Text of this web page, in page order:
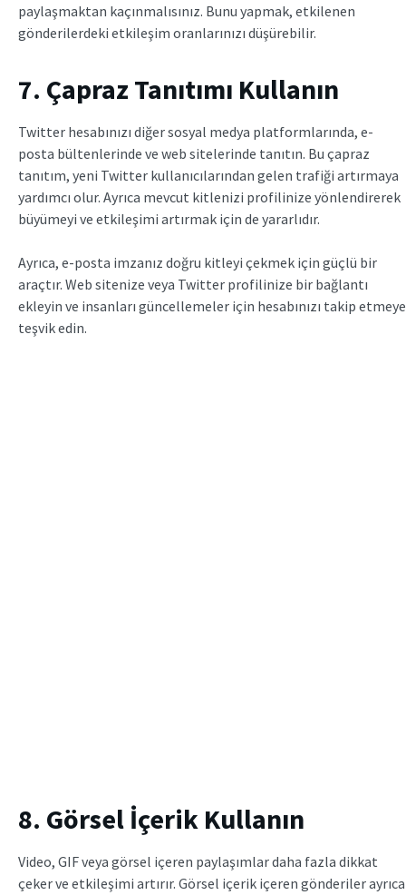
paylaşmaktan kaçınmalısınız. Bunu yapmak, etkilenen
gönderilerdeki etkileşim oranlarınızı düşürebilir.
7. Çapraz Tanıtımı Kullanın
Twitter hesabınızı diğer sosyal medya platformlarında, e-
posta bültenlerinde ve web sitelerinde tanıtın. Bu çapraz
tanıtım, yeni Twitter kullanıcılarından gelen trafiği artırmaya
yardımcı olur. Ayrıca mevcut kitlenizi profilinize yönlendirerek
büyümeyi ve etkileşimi artırmak için de yararlıdır.
Ayrıca, e-posta imzanız doğru kitleyi çekmek için güçlü bir
araçtır. Web sitenize veya Twitter profilinize bir bağlantı
ekleyin ve insanları güncellemeler için hesabınızı takip etmeye
teşvik edin.
8. Görsel İçerik Kullanın
Video, GIF veya görsel içeren paylaşımlar daha fazla dikkat
çeker ve etkileşimi artırır. Görsel içerik içeren gönderiler ayrıca